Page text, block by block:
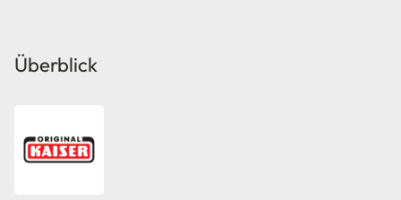
Überblick